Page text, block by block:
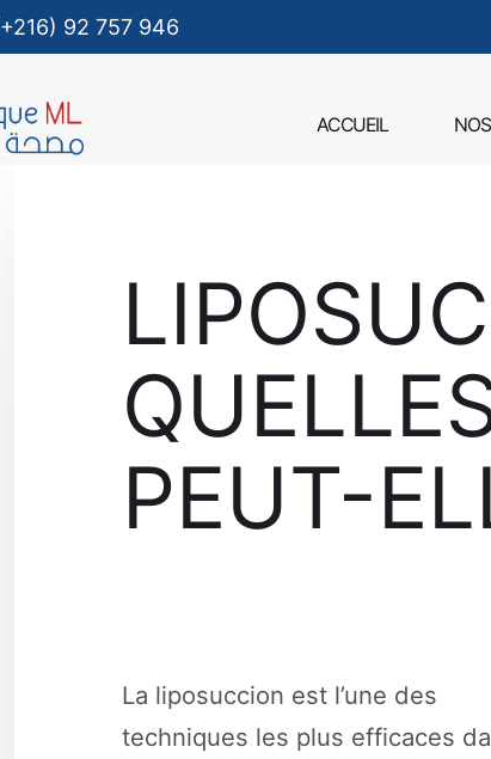
92 757 946
ACCUEIL
PEUT-
La liposuccion est l’une des
techniques les plus efficaces